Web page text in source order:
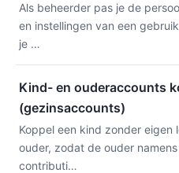
Als beheerder pas je de
en instellingen van een
je …
Kind- en ouderaccounts
(gezinsaccounts)
Koppel een kind zonder eigen
ouder, zodat de ouder
contributi…